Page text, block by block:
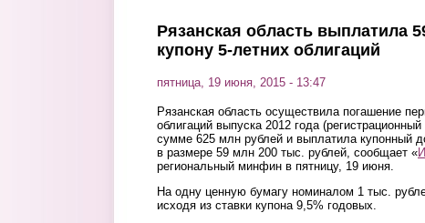
Рязанская область выплатила
купону 5-летних облигаций
пятница, 19 июня, 2015 - 13:47
Рязанская область осуществила погашение
облигаций выпуска 2012 года
сумме 625 млн рублей и выплатила купонный
в размере 59 млн 200 тыс. рублей, сообщает «
региональный минфин в пятницу, 19 июня.
На одну ценную бумагу номиналом 1 тыс.
исходя из ставки купона 9,5% годовых.